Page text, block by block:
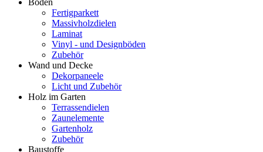
Böden
Fertigparkett
Massivholzdielen
Laminat
Vinyl - und Designböden
Zubehör
Wand und Decke
Dekorpaneele
Licht und Zubehör
Holz im Garten
Terrassendielen
Zaunelemente
Gartenholz
Zubehör
Baustoffe